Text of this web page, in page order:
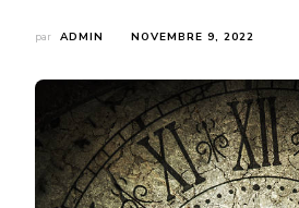
par ADMIN NOVEMBRE 9, 2022